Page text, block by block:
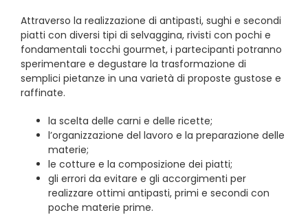
Attraverso la realizzazione di antipasti, sughi e secondi
piatti con diversi tipi di selvaggina, rivisti con pochi e
fondamentali tocchi gourmet, i partecipanti potranno
sperimentare e degustare la trasformazione di
semplici pietanze in una varietà di proposte gustose e
raffinate.
la scelta delle carni e delle ricette;
l’organizzazione del lavoro e la preparazione delle
materie;
le cotture e la composizione dei piatti;
gli errori da evitare e gli accorgimenti per
realizzare ottimi antipasti, primi e secondi con
poche materie prime.